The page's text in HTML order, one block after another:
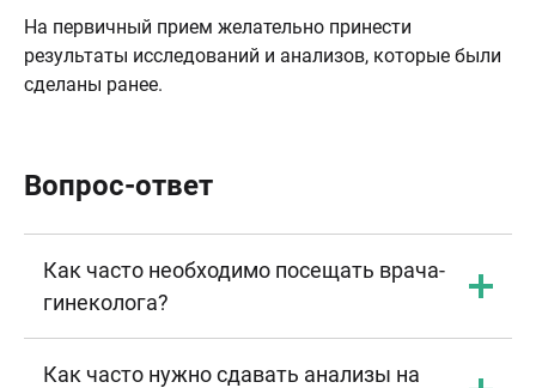
На первичный прием желательно принести
результаты исследований и анализов, которые были
сделаны ранее.
Вопрос-ответ
Как часто необходимо посещать врача-
гинеколога?
Как часто нужно сдавать анализы на